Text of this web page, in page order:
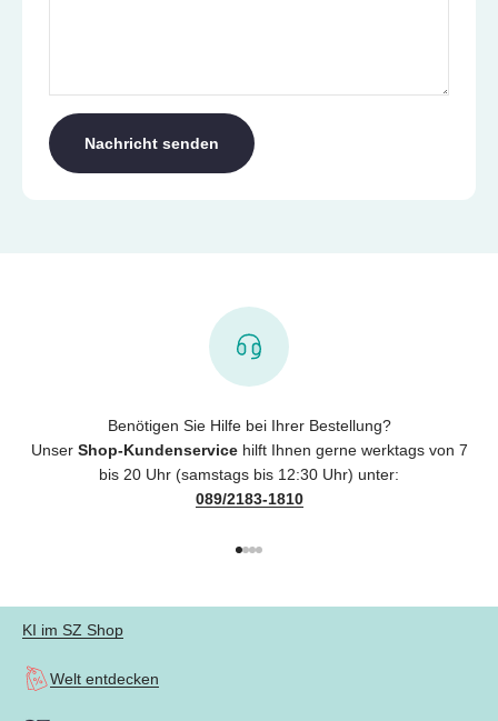
Nachricht senden
Benötigen Sie Hilfe bei Ihrer Bestellung?
Unser Shop-Kundenservicehilft Ihnen gerne werktags von 7
bis 20 Uhr (samstags bis 12:30 Uhr) unter:
089/2183-1810
KI im SZ Shop
Welt entdecken